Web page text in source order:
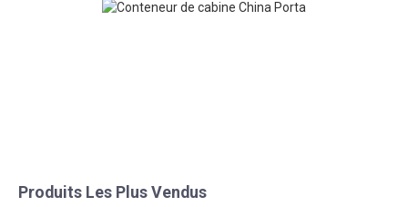
Produits Les Plus Vendus